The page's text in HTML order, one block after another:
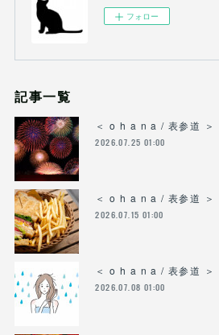
フォロー
記事一覧
＜ o h a n a / 表参道
2026.07.25 01:00
＜ o h a n a / 表参道 ＞
2026.07.15 01:00
＜ o h a n a / 表参道 ＞
2026.07.08 01:00